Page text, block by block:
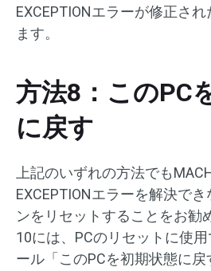
EXCEPTIONエラーが修正さ
ます。
方法8：このPC
に戻す
上記のいずれの方法でも
EXCEPTIONエラーを解決で
ンをリセットすることをお勧
10には、PCのリセットに使
ール「このPCを初期状態に